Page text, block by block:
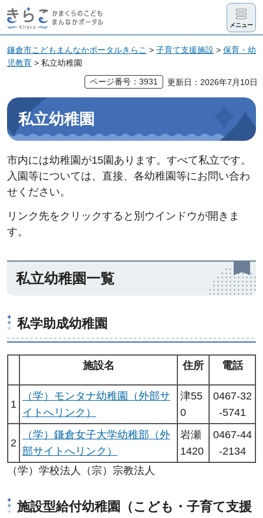
きらこ かま
くらのこど
も まんなか
ポータル
メニュー
鎌倉市こどもまんなかポータルきらこ > 子育て支援施設 > 保育・幼
児教育 > 私立幼稚園
ページ番号：3931
更新日：2026年7月10日
私立幼稚園
市内には幼稚園が15園あります。すべて私立です。
入園等については、直接、各幼稚園等にお問い合わ
せください。
リンク先をクリックすると別ウインドウが開きま
す。
私立幼稚園一覧
私学助成幼稚園
施設名 住所 電話
1
（学）モンタナ幼稚園（外部サ
イトへリンク）
津55
0
0467-32
-5741
2
（学）鎌倉女子大学幼稚部（外
部サイトへリンク）
岩瀬
1420
0467-44
-2134
（学）学校法人（宗）宗教法人
施設型給付幼稚園（こども・子育て支援